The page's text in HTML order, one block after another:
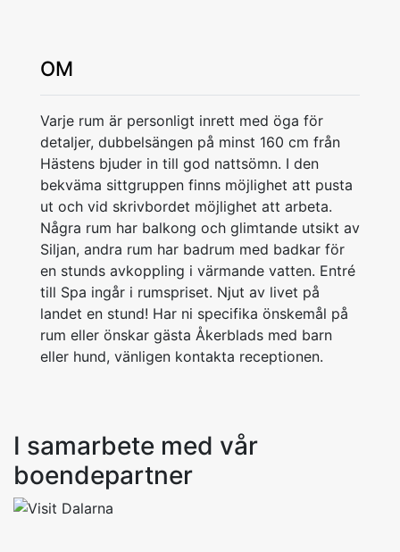
OM
Varje rum är personligt inrett med öga för
detaljer, dubbelsängen på minst 160 cm från
Hästens bjuder in till god nattsömn. I den
bekväma sittgruppen finns möjlighet att pusta
ut och vid skrivbordet möjlighet att arbeta.
Några rum har balkong och glimtande utsikt av
Siljan, andra rum har badrum med badkar för
en stunds avkoppling i värmande vatten. Entré
till Spa ingår i rumspriset. Njut av livet på
landet en stund! Har ni specifika önskemål på
rum eller önskar gästa Åkerblads med barn
eller hund, vänligen kontakta receptionen.
I samarbete med vår
boendepartner